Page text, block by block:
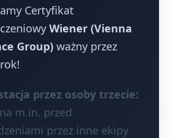
Certyfikat
Wiener (Vienna
Group) ważny przez
przez osoby trzecie:
m.in. przed
przez inne ekipy